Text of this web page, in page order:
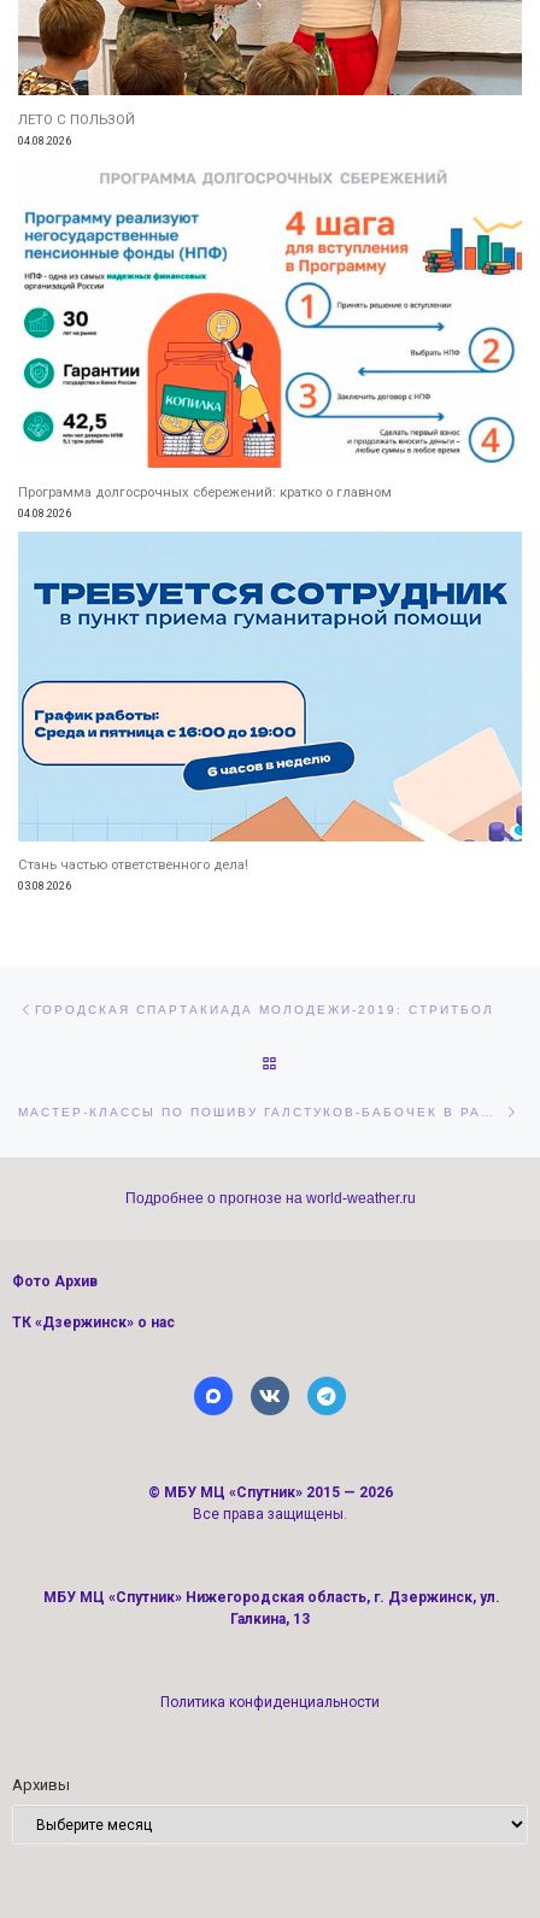
ЛЕТО С ПОЛЬЗОЙ
04.08.2026
Программа долгосрочных сбережений: кратко о главном
04.08.2026
Стань частью ответственного дела!
03.08.2026
ГОРОДСКАЯ СПАРТАКИАДА МОЛОДЕЖИ-2019: СТРИТБОЛ
МАСТЕР-КЛАССЫ ПО ПОШИВУ ГАЛСТУКОВ-БАБОЧЕК В РАМКАХ ПОДГОТОВИТЕЛЬНОГО ЭТАПА МОЛОДЁЖНОГО ПРАЗДНИКА «ЧЕРНОРЕЧЕНСКИЙ БАЛ 2019»
Подробнее о прогнозе на world-weather.ru
Фото Архив
ТК «Дзержинск» о нас
© МБУ МЦ «Спутник» 2015 — 2026
Все права защищены.
МБУ МЦ «Спутник» Нижегородская область, г. Дзержинск, ул.
Галкина, 13
Политика конфиденциальности
Архивы